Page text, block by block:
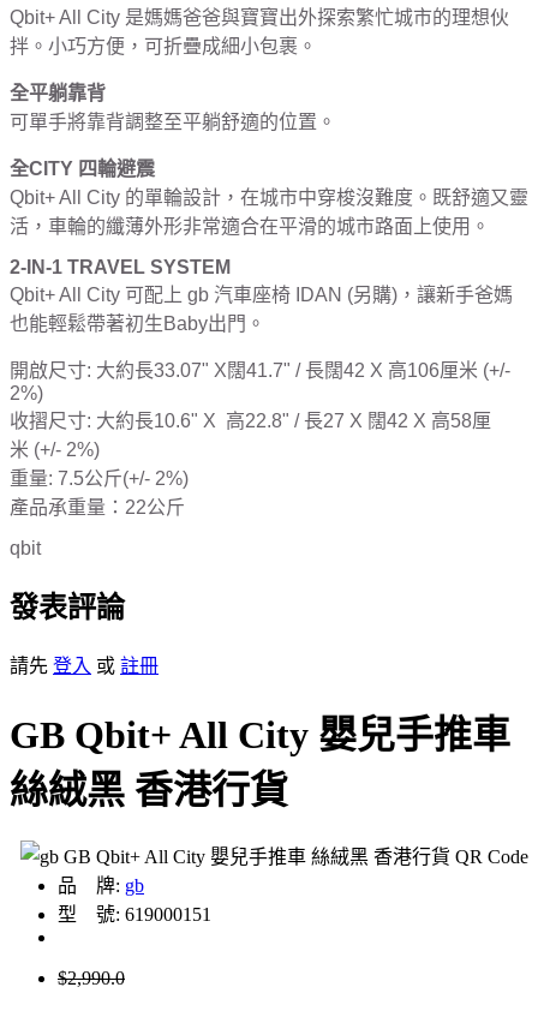
Qbit+ All City 是媽媽爸爸與寶寶出外探索繁忙城市的理想伙
拌。小巧方便，可折疊成細小包裹。
全平躺靠背
可單手將靠背調整至平躺舒適的位置。
全CITY 四輪避震
Qbit+ All City 的單輪設計，在城市中穿梭沒難度。既舒適又靈
活，車輪的纖薄外形非常適合在平滑的城市路面上使用。
2-IN-1 TRAVEL SYSTEM
Qbit+ All City 可配上 gb 汽車座椅 IDAN (另購) ，讓新手爸媽
也能輕鬆帶著初生Baby出門。
開啟尺寸: 大約長33.07" X闊41.7" / 長闊42 X 高106厘米 (+/-
2%)
收摺尺寸: 大約長10.6" X 高22.8" / 長27 X 闊42 X 高58厘
米 (+/- 2%)
重量: 7.5公斤(+/- 2%)
產品承重量：22公斤
qbit
發表評論
請先 登入 或 註冊
GB Qbit+ All City 嬰兒手推車
絲絨黑 香港行貨
品 牌: gb
型 號: 619000151
$2,990.0